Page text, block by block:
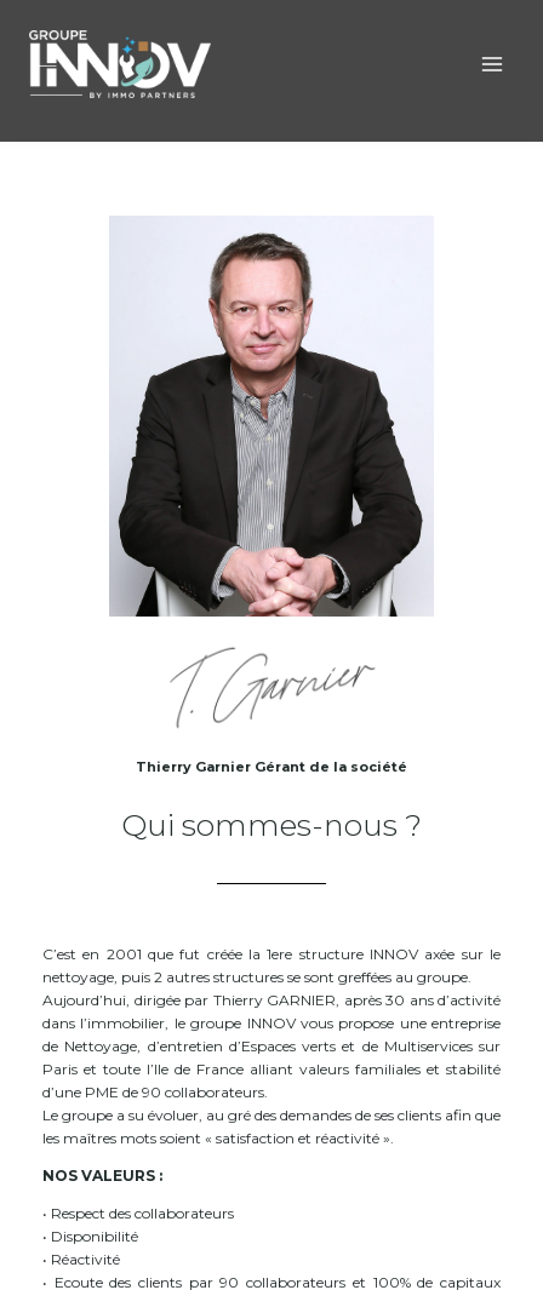
Thierry Garnier Gérant de la société
Qui sommes-nous ?
C’est en 2001 que fut créée la 1ere structure INNOV axée sur le
nettoyage, puis 2 autres structures se sont greffées au groupe.
Aujourd’hui, dirigée par Thierry GARNIER, après 30 ans d’activité
dans l’immobilier, le groupe INNOV vous propose une entreprise
de Nettoyage, d’entretien d’Espaces verts et de Multiservices sur
Paris et toute l’Ile de France alliant valeurs familiales et stabilité
d’une PME de 90 collaborateurs.
Le groupe a su évoluer, au gré des demandes de ses clients afin que
les maîtres mots soient « satisfaction et réactivité ».
NOS VALEURS :
• Respect des collaborateurs
• Disponibilité
• Réactivité
• Ecoute des clients par 90 collaborateurs et 100% de capitaux